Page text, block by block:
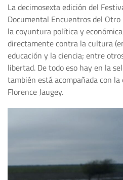
La decimosexta edición del
Documental Encuentros del
la coyuntura política y
directamente contra la cultura
educación y la ciencia; entre
libertad. De todo eso hay en la
también está acompañada con
Florence Jaugey.